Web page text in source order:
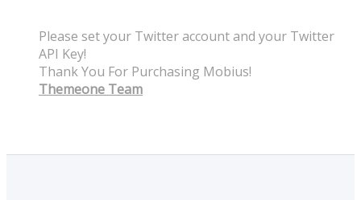
Please set your Twitter account and your Twitter
API Key!
Thank You For Purchasing Mobius!
Themeone Team